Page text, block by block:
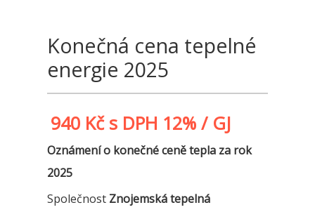
Konečná cena tepelné
energie 2025
940 Kč s DPH 12% / GJ
Oznámení o konečné ceně tepla za rok
2025
Společnost Znojemská tepelná